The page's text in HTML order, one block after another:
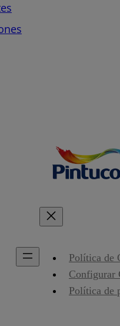
Política de
Configurar
Política de